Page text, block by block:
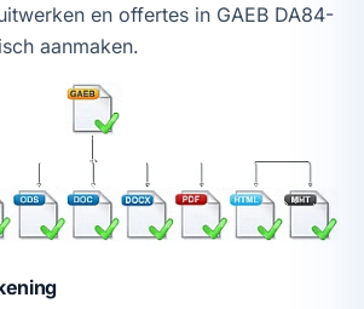
en offertes in GAEB DA84-
aanmaken.